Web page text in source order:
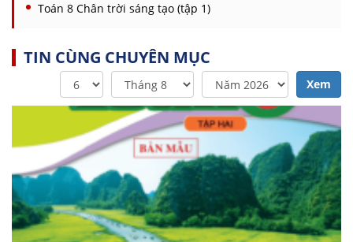
Toán 8 Chân trời sáng tạo (tập 1)
TIN CÙNG CHUYÊN MỤC
Xem